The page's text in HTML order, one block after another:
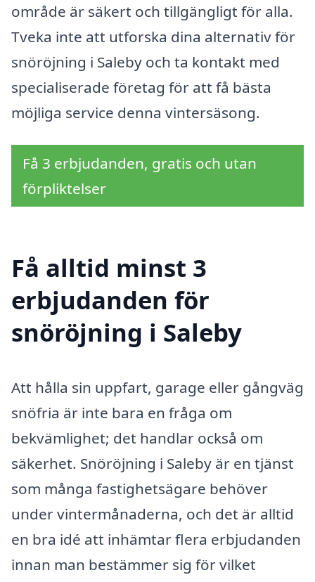
område är säkert och tillgängligt för alla.
Tveka inte att utforska dina alternativ för
snöröjning i Saleby och ta kontakt med
specialiserade företag för att få bästa
möjliga service denna vintersäsong.
Få 3 erbjudanden, gratis och utan
förpliktelser
Få alltid minst 3
erbjudanden för
snöröjning i Saleby
Att hålla sin uppfart, garage eller gångväg
snöfria är inte bara en fråga om
bekvämlighet; det handlar också om
säkerhet. Snöröjning i Saleby är en tjänst
som många fastighetsägare behöver
under vintermånaderna, och det är alltid
en bra idé att inhämtar flera erbjudanden
innan man bestämmer sig för vilket